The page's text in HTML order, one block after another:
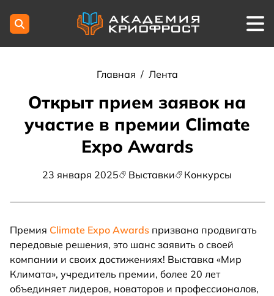
Главная / Лента
Открыт прием заявок на
участие в премии Climate
Expo Awards
23 января 2025 Выставки Конкурсы
Премия Climate Expo Awards призвана продвигать
передовые решения, это шанс заявить о своей
компании и своих достижениях! Выставка «Мир
Климата», учредитель премии, более 20 лет
объединяет лидеров, новаторов и профессионалов,